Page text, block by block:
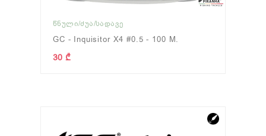
ᲬᲜᲣᲚᲘ/ᲫᲣᲐ/ᲡᲐᲓᲐᲕᲔ
GC - Inquisitor X4 #0.5 - 100 M.
30 ₾